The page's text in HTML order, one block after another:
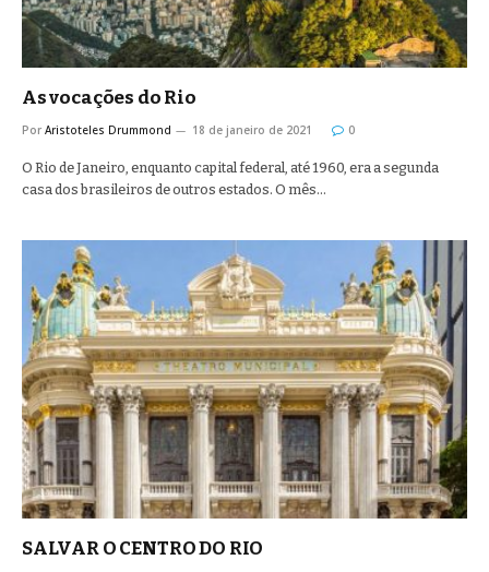
As vocações do Rio
Por Aristoteles Drummond 18 de janeiro de 2021 0
O Rio de Janeiro, enquanto capital federal, até 1960, era a segunda
casa dos brasileiros de outros estados. O mês…
SALVAR O CENTRO DO RIO